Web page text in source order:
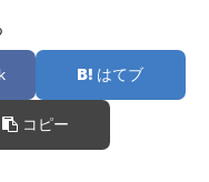
はてブ
コピー